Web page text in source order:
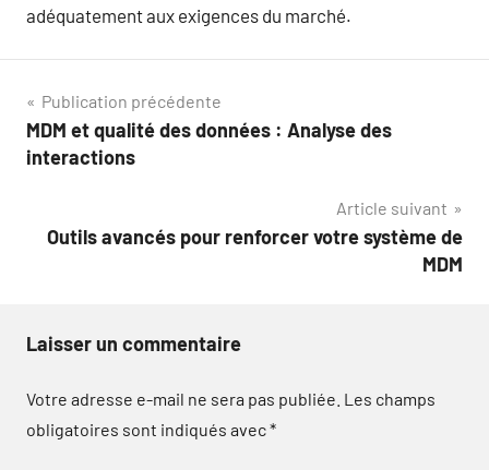
adéquatement aux exigences du marché.
Navigation
de
Publication précédente
MDM et qualité des données : Analyse des
interactions
Article suivant
Outils avancés pour renforcer votre système de
MDM
Laisser un commentaire
Votre adresse e-mail ne sera pas publiée. Les champs
obligatoires sont indiqués avec*